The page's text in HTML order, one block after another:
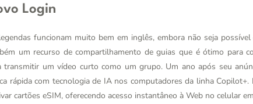
Login
funcionam muito bem em inglês, embora não seja
um recurso de compartilhamento de guias que é ótimo para
transmitir um vídeo curto como um grupo. Um ano após seu
rápida com tecnologia de IA nos computadores da linha
cartões eSIM, oferecendo acesso instantâneo à Web no celular